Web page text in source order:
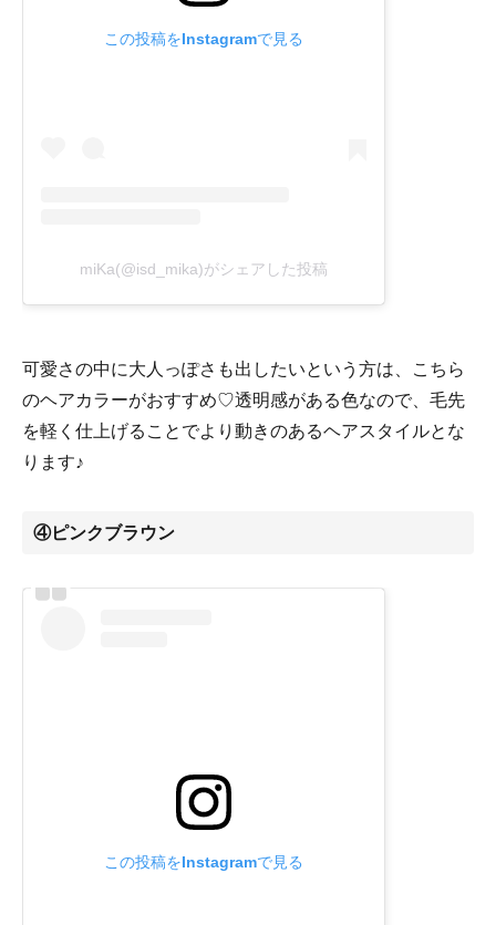
この投稿をInstagramで見る
miKa(@isd_mika)がシェアした投稿
可愛さの中に大人っぽさも出したいという方は、こちら
のヘアカラーがおすすめ♡透明感がある色なので、毛先
を軽く仕上げることでより動きのあるヘアスタイルとな
ります♪
④ピンクブラウン
この投稿をInstagramで見る